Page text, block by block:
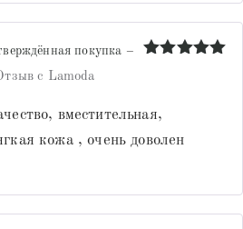
покупка –
с Lamoda
вместительная,
кожа , очень доволен